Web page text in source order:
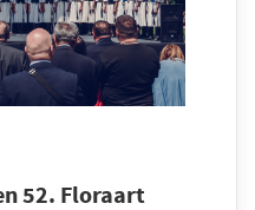
52. Floraart